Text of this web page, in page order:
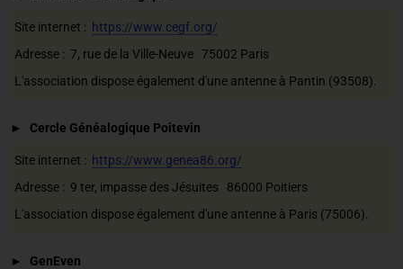
Site internet : https://www.cegf.org/
Adresse : 7, rue de la Ville-Neuve 75002 Paris
L'association dispose également d'une antenne à Pantin (93508).
Cercle Généalogique Poitevin
Site internet : https://www.genea86.org/
Adresse : 9 ter, impasse des Jésuites 86000 Poitiers
L'association dispose également d'une antenne à Paris (75006).
GenEven